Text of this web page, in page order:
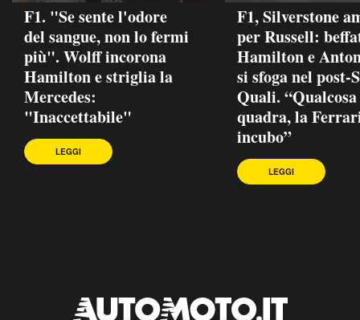
F1. "Se sente l'odore
del sangue, non lo fermi
più". Wolff incorona
Hamilton e striglia la
Mercedes:
"Inaccettabile"
LEGGI
F1, Silverstone
per Russell:
Hamilton e
si sfoga nel post-
Quali.
quadra, la
incubo”
LEGGI